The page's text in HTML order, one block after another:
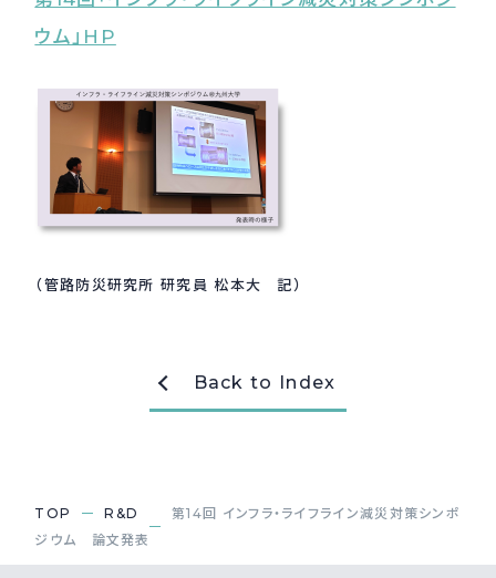
ウム」HP
（管路防災研究所 研究員 松本大 記）
Back to Index
TOP R&D
第14回 インフラ・ライフライン減災対策シンポ
ジウム 論文発表